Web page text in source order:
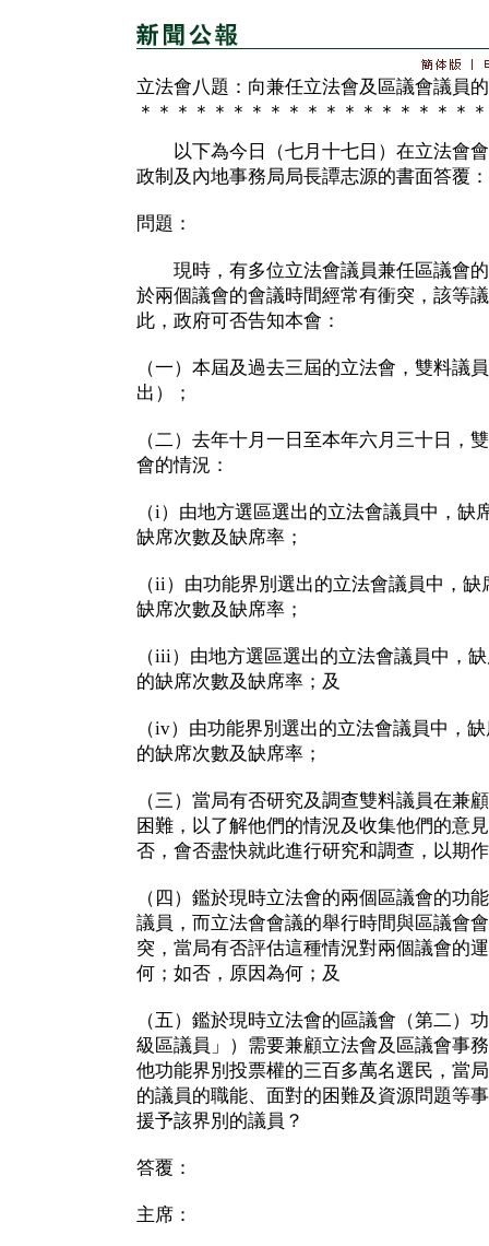
立法會八題：向兼任立法會及區議會議員
＊＊＊＊＊＊＊＊＊＊＊＊＊＊＊＊＊＊
以下為今日（七月十七日）在立法會會
政制及內地事務局局長譚志源的書面答覆：
問題：
現時，有多位立法會議員兼任區議會的
於兩個議會的會議時間經常有衝突，該等
此，政府可否告知本會：
（一）本屆及過去三屆的立法會，雙料議
出）；
（二）去年十月一日至本年六月三十日，
會的情況：
（i）由地方選區選出的立法會議員中，缺
缺席次數及缺席率；
（ii）由功能界別選出的立法會議員中，
缺席次數及缺席率；
（iii）由地方選區選出的立法會議員中，
的缺席次數及缺席率；及
（iv）由功能界別選出的立法會議員中，
的缺席次數及缺席率；
（三）當局有否研究及調查雙料議員在兼
困難，以了解他們的情況及收集他們的意
否，會否盡快就此進行研究和調查，以期
（四）鑑於現時立法會的兩個區議會的功
議員，而立法會會議的舉行時間與區議會
突，當局有否評估這種情況對兩個議會的
何；如否，原因為何；及
（五）鑑於現時立法會的區議會（第二）
級區議員」）需要兼顧立法會及區議會事
他功能界別投票權的三百多萬名選民，當
的議員的職能、面對的困難及資源問題等
援予該界別的議員？
答覆：
主席：